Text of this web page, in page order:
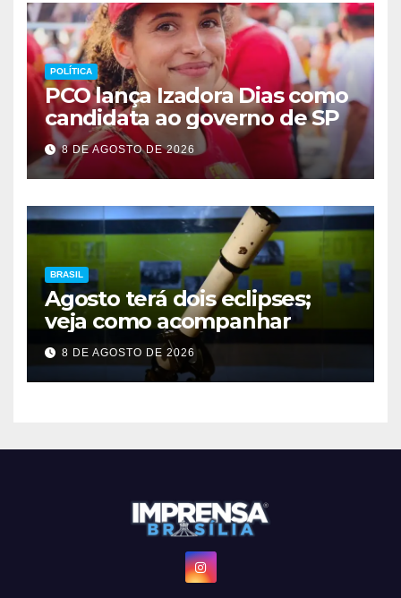
POLÍTICA
PCO lança Izadora Dias como
candidata ao governo de SP
8 DE AGOSTO DE 2026
BRASIL
Agosto terá dois eclipses;
veja como acompanhar
8 DE AGOSTO DE 2026